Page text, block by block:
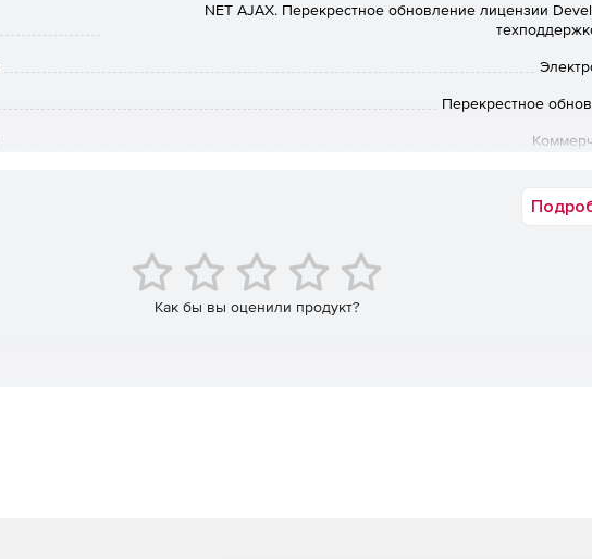
функций и элементов управления. 120+ элементов управления ASP.NET для
пользовательский интерфейс на всех устройствах и в браузерах.
скин профессионального уровня. Возможность создавать темы для своих
набор инструментов и интуитивно понятный API.
NET AJAX. Перекрестное обновление лицензии
Перекрестное
Как бы вы оценили продукт?